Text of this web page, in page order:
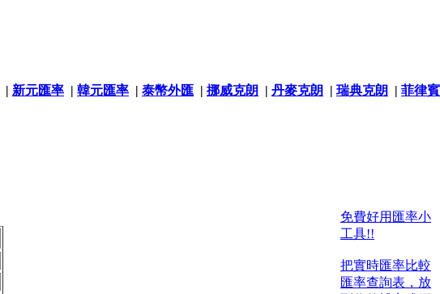
| 新元匯率 | 韓元匯率 | 泰幣外匯 | 挪威克朗 | 丹麥克朗 | 瑞典克朗 | 菲律賓
免費好用匯率小
工具!!
把實時匯率比較
匯率查詢表，放